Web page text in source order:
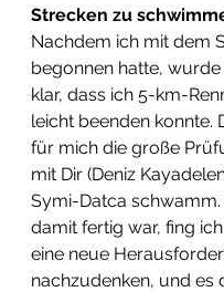
Strecken zu
Nachdem ich mit dem
begonnen hatte,
klar, dass ich 5-km-
leicht beenden konnte.
für mich die große
mit Dir (Deniz
Symi-Datca
damit fertig war, fing
eine neue
nachzudenken, und es